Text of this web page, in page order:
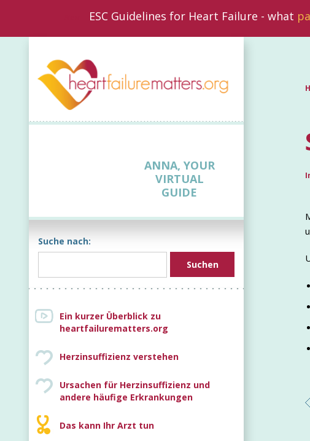
ESC Guidelines for Heart Failure - what
ANNA, YOUR
VIRTUAL
GUIDE
Suche nach:
Ein kurzer Überblick zu
heartfailurematters.org
Herzinsuffizienz verstehen
Ursachen für Herzinsuffizienz und
andere häufige Erkrankungen
Das kann Ihr Arzt tun